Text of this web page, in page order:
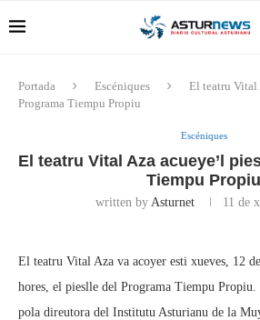
Portada Escéniques
El teatru Vital
Programa Tiempu Propiu
Escéniques
El teatru Vital Aza acueye’l
Tiempu Propiu
written by Asturnet 11 de
El teatru Vital Aza va acoyer esti xueves, 12
hores, el pieslle del Programa Tiempu Propiu.
pola direutora del Institutu Asturianu de la